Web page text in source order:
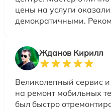
цены на услуги
демократичными.
Жданов Кирилл
Великолепный сервис
на ремонт мобильных
был быстро